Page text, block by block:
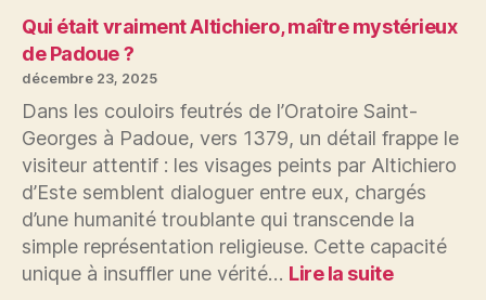
vers
1435
Jan
t-
il
inventé
la
magie
de
la
lumière
Qui était vraiment Altichiero, maître mystérieux
de Padoue ?
décembre 23, 2025
Dans les couloirs feutrés de l’Oratoire Saint-
Georges à Padoue, vers 1379, un détail frappe le
visiteur attentif : les visages peints par Altichiero
d’Este semblent dialoguer entre eux, chargés
d’une humanité troublante qui transcende la
simple représentation religieuse. Cette capacité
unique à insuffler une vérité… Lire la suite: